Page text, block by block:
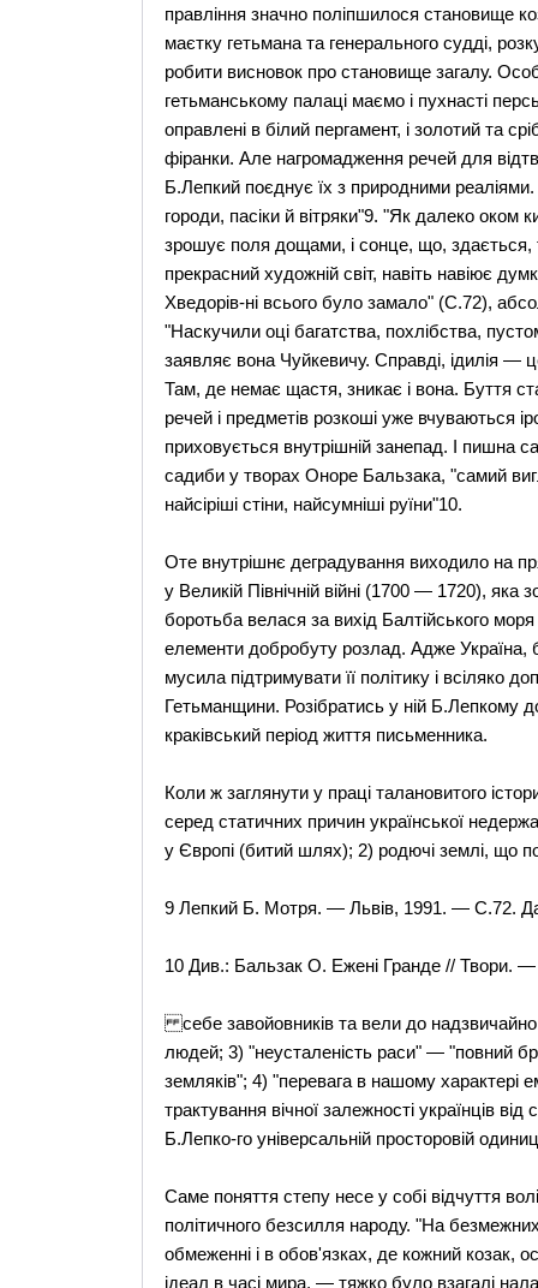
правління значно поліпшилося становище
маєтку гетьмана та генерального судді,
робити висновок про становище загалу.
гетьманському палаці маємо і пухнасті
оправлені в білий пергамент, і золотий та
фіранки. Але нагромадження речей для
Б.Лепкий поєднує їх з природними
городи, пасіки й вітряки"9. "Як далеко
зрошує поля дощами, і сонце, що, здається,
прекрасний художній світ, навіть навіює
Хведорів-ні всього було замало" (С.72),
"Наскучили оці багатства, похлібства,
заявляє вона Чуйкевичу. Справді, ідилія —
Там, де немає щастя, зникає і вона. Буття
речей і предметів розкоші уже вчуваються
приховується внутрішній занепад. І пишна
садиби у творах Оноре Бальзака, "самий
найсіріші стіни, найсумніші руїни"10.
Оте внутрішнє деградування виходило на
у Великій Північній війні (1700 — 1720), яка
боротьба велася за вихід Балтійського
елементи добробуту розлад. Адже
мусила підтримувати її політику і всіляко
Гетьманщини. Розібратись у ній Б.Лепкому
краківський період життя письменника.
Коли ж заглянути у праці талановитого
серед статичних причин української
у Європі (битий шлях); 2) родючі землі, що
9 Лепкий Б. Мотря. — Львів, 1991. — С.72.
10 Див.: Бальзак О. Ежені Гранде // Твори.
себе завойовників та вели до надзвичайно
людей; 3) "неусталеність раси" — "повний
земляків"; 4) "перевага в нашому характері
трактування вічної залежності українців від
Б.Лепко-го універсальній просторовій
Саме поняття степу несе у собі відчуття
політичного безсилля народу. "На
обмеженні і в обов'язках, де кожний козак,
ідеал в часі мира, — тяжко було взагалі